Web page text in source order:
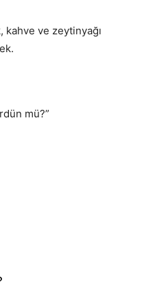
kahve ve zeytinyağı
mü?”